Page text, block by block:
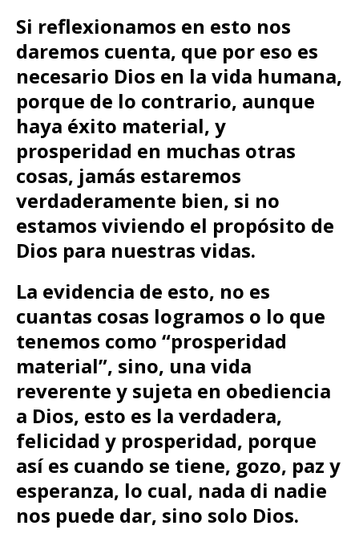
Si reflexionamos en esto nos
daremos cuenta, que por eso es
necesario Dios en la vida humana,
porque de lo contrario, aunque
haya éxito material, y
prosperidad en muchas otras
cosas, jamás estaremos
verdaderamente bien, si no
estamos viviendo el propósito de
Dios para nuestras vidas.
La evidencia de esto, no es
cuantas cosas logramos o lo que
tenemos como “prosperidad
material”, sino, una vida
reverente y sujeta en obediencia
a Dios, esto es la verdadera,
felicidad y prosperidad, porque
así es cuando se tiene, gozo, paz y
esperanza, lo cual, nada di nadie
nos puede dar, sino solo Dios.